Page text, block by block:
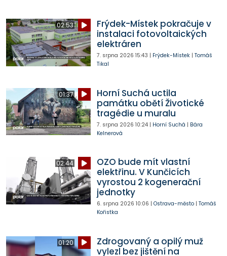
02:53
Frýdek-Místek pokračuje v
instalaci fotovoltaických
elektráren
7. srpna 2026 15:43 | Frýdek-Místek| Tomáš
Tikal
01:37
Horní Suchá uctila
památku obětí Životické
tragédie u muralu
7. srpna 2026 10:24| Horní Suchá | Bára
Kelnerová
02:44
OZO bude mít vlastní
elektřinu. V Kunčicích
vyrostou 2 kogenerační
jednotky
6. srpna 2026 10:06 | Ostrava-město| Tomáš
Kořistka
01:20
Zdrogovaný a opilý muž
vylezl bez jištění na